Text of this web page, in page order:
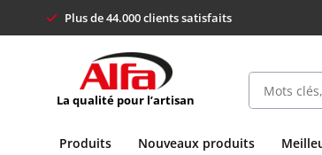
Plus de 44.000 clients satisfaits
La qualité pour l’artisan
Produits Nouveaux produits